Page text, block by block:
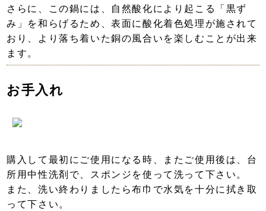
さらに、この鍋には、自然酸化により起こる「黒ず
み」を和らげるため、表面に酸化着色処理が施されて
おり、より落ち着いた銅の風合いを楽しむことが出来
ます。
お手入れ
購入して最初にご使用になる時、またご使用後は、台
所用中性洗剤で、スポンジを使って洗って下さい。
また、洗い終わりましたら布巾で水気を十分に拭き取
って下さい。